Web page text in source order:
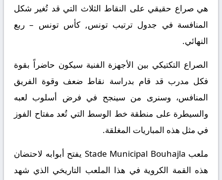
هي صراع حقيقي على النقاط الثلاث التي قد تُغير شكل
المنافسة في جدول ترتيب تونس, كأس تونس – ربع
النهائي.
الصراع التكتيكي بين الأجهزة الفنية سيكون حاضراً بقوة
فكل مدرب قد قام بدراسة نقاط ضعف وقوة الفريق
المنافس، وسنرى من سينجح في فرض أسلوب لعبه
والسيطرة على منطقة خط الوسط التي تُعد مفتاح الفوز
في مثل هذه المباريات المغلقة.
ملعب Stade Municipal Bouhajla يفتح أبوابه لاحتضان
هذه القمة الكروية في هذا الملعب التاريخي الذي شهد